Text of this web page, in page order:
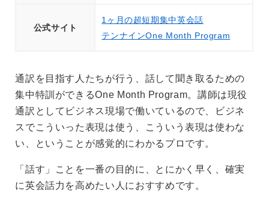
公式サイト
1ヶ月の超短期集中英会話
テンナインOne Month Program
通訳を目指す人たちが行う、話して聞き取るための
集中特訓ができるOne Month Program。講師は現役
通訳としてビジネス現場で働いているので、ビジネ
スでこういった表現は使う、こういう表現は使わな
い、ということが感覚的にわかるプロです。
「話す」ことを一番の目的に、とにかく早く、確実
に英会話力を高めたい人におすすめです。